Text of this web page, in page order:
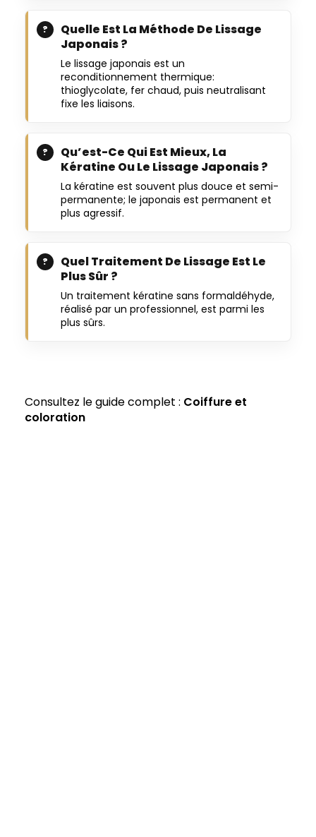
Quelle Est La Méthode De Lissage
Japonais ?
Le lissage japonais est un
reconditionnement thermique:
thioglycolate, fer chaud, puis neutralisant
fixe les liaisons.
Qu’est-Ce Qui Est Mieux, La
Kératine Ou Le Lissage Japonais ?
La kératine est souvent plus douce et semi-
permanente; le japonais est permanent et
plus agressif.
Quel Traitement De Lissage Est Le
Plus Sûr ?
Un traitement kératine sans formaldéhyde,
réalisé par un professionnel, est parmi les
plus sûrs.
Consultez le guide complet : Coiffure et
coloration